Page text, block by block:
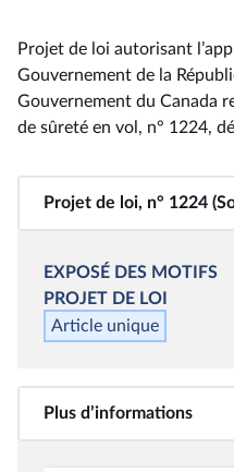
Projet de loi autorisant
Gouvernement de la
Gouvernement du Canada
de sûreté en vol, n° 1224,
Projet de loi, n° 1224
EXPOSÉ DES MOTIFS
PROJET DE LOI
Article unique
Plus d’informations